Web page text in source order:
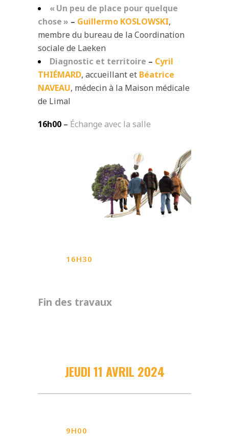
« Un peu de place pour quelque
chose » – Guillermo KOSLOWSKI,
membre du bureau de la Coordination
sociale de Laeken
Diagnostic et territoire – Cyril
THIÉMARD, accueillant et Béatrice
NAVEAU, médecin à la Maison médicale
de Limal
16h00 – Échange avec la salle
16H30
Fin des travaux
JEUDI 11 AVRIL 2024
9H00